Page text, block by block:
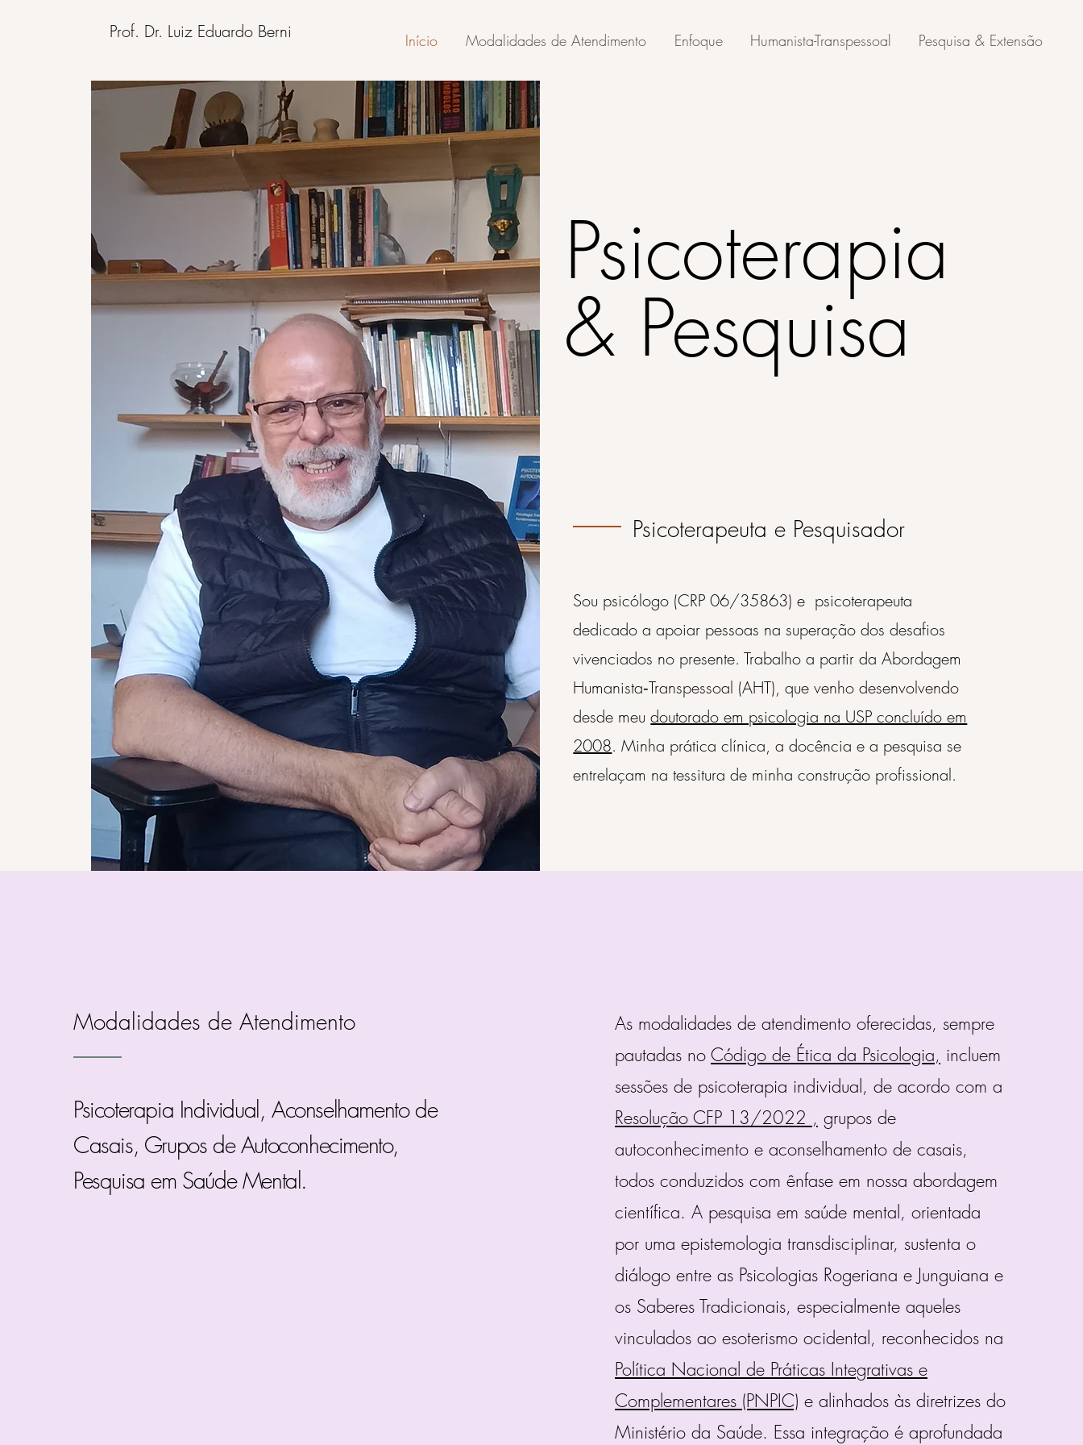
Prof. Dr. Luiz Eduardo Berni Início Modalidades de Atendimento Enfoque Humanista-Transpessoal Pesquisa & Extensão
Psicoterapia
& Pesquisa
Psicoterapeuta e Pesquisador
Sou psicólogo (CRP 06/35863) e psicoterapeuta
dedicado a apoiar pessoas na superação dos desafios
vivenciados no presente. Trabalho a partir da Abordagem
Humanista‑Transpessoal (AHT), que venho desenvolvendo
desde meudoutorado em psicologia na USP concluído em
2008. Minha prática clínica, a docência e a pesquisa se
entrelaçam na tessitura de minha construção profissional.
Modalidades de Atendimento
Psicoterapia Individual, Aconselhamento de
Casais, Grupos de Autoconhecimento,
Pesquisa em Saúde Mental.
As modalidades de atendimento oferecidas, sempre
pautadas no Código de Ética da Psicologia, incluem
sessões de psicoterapia individual, de acordo com a
Resolução CFP 13/2022 , grupos de
autoconhecimento e aconselhamento de casais,
todos conduzidos com ênfase em nossa abordagem
científica. A pesquisa em saúde mental, orientada
por uma epistemologia transdisciplinar, sustenta o
diálogo entre as Psicologias Rogeriana e Junguiana e
os Saberes Tradicionais, especialmente aqueles
vinculados ao esoterismo ocidental, reconhecidos na
Política Nacional de Práticas Integrativas e
Complementares (PNPIC) e alinhados às diretrizes do
Ministério da Saúde. Essa integração é aprofundada